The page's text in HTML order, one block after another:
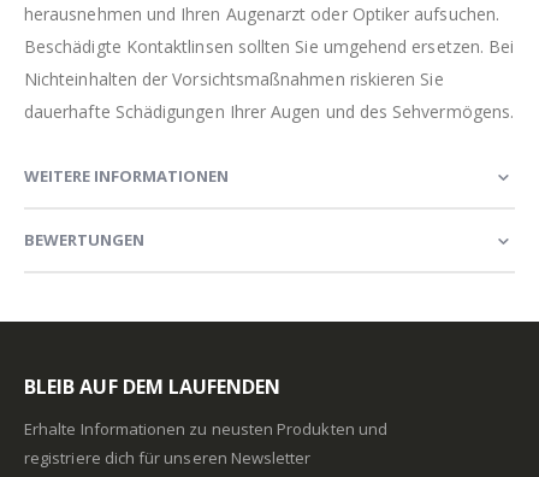
herausnehmen und Ihren Augenarzt oder Optiker aufsuchen.
Beschädigte Kontaktlinsen sollten Sie umgehend ersetzen. Bei
Nichteinhalten der Vorsichtsmaßnahmen riskieren Sie
dauerhafte Schädigungen Ihrer Augen und des Sehvermögens.
WEITERE INFORMATIONEN
BEWERTUNGEN
BLEIB AUF DEM LAUFENDEN
Erhalte Informationen zu neusten Produkten und
registriere dich für unseren Newsletter